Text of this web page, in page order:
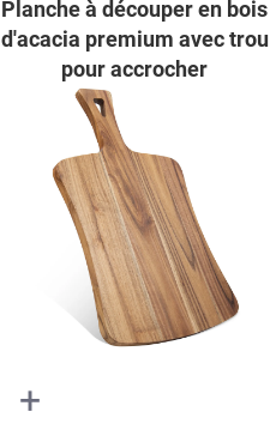
Planche à découper en bois
d'acacia premium avec trou
pour accrocher
+